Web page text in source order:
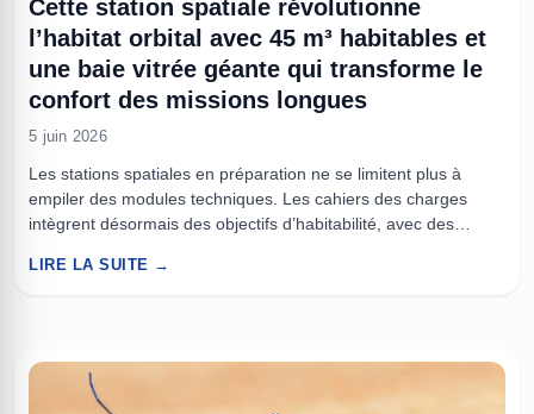
Cette station spatiale révolutionne
l’habitat orbital avec 45 m³ habitables et
une baie vitrée géante qui transforme le
confort des missions longues
5 juin 2026
Les stations spatiales en préparation ne se limitent plus à
empiler des modules techniques. Les cahiers des charges
intègrent désormais des objectifs d’habitabilité, avec des
attention accrue au confort sur des séjours qui se comptent en
LIRE LA SUITE →